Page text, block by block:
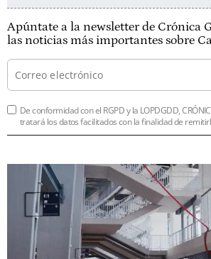
Apúntate a la newsletter de Crónica
las noticias más importantes sobre
De conformidad con el RGPD y la LOPDGDD,
tratará los datos facilitados con la finalidad de